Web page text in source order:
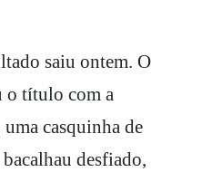
saiu ontem. O
o título com a
casquinha de
desfiado,